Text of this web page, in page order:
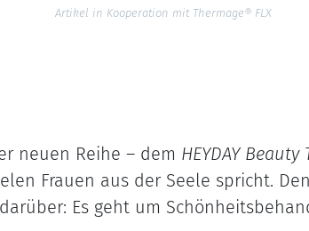
Artikel in Kooperation mit Thermage® FLX
neuen Reihe – dem HEYDAY Beauty
Frauen aus der Seele spricht.
Es geht um